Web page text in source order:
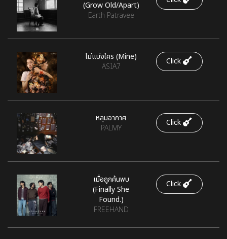
(Grow Old/Apart)
Earth Patravee
ไม่แบ่งใคร (Mine)
ASIA7
Click
หลุมอากาศ
PALMY
Click
เมื่อถูกค้นพบ
(Finally She
Found.)
FREEHAND
Click